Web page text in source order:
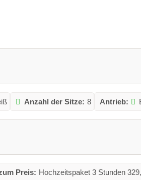
Anzahl der Sitze: 8 Antrieb:
Preis: Hochzeitspaket 3 Stunden